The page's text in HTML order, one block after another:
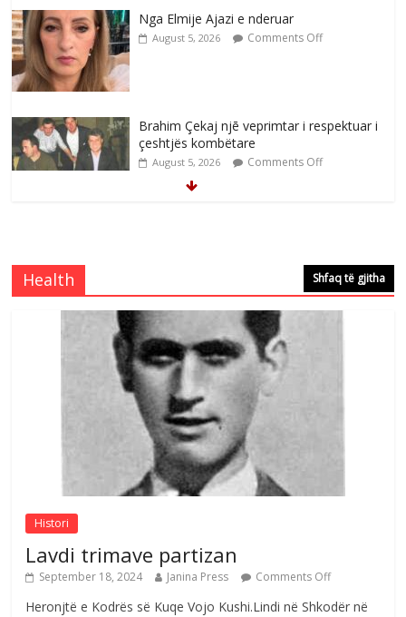
Nga Elmije Ajazi e nderuar
August 5, 2026 Comments Off
Brahim Çekaj njē veprimtar i respektuar i
çeshtjës kombëtare
August 5, 2026 Comments Off
e invalidëve në Fushë Kosovë
Comments Off
Çlirimtari Agron Gërvalla me takime pune
në atdhe të shoqerisë Levizja
August 3, 2026 Comments Off
Postim me vlera nga artistja e mirëfilltë
Mimoza Gjoni
August 6, 2026 Comments Off
Health Shfaq të gjitha
Histori
Lavdi trimave partizan
September 18, 2024 Janina Press Comments Off
Heronjtë e Kodrës së Kuqe Vojo Kushi.Lindi në Shkodër në